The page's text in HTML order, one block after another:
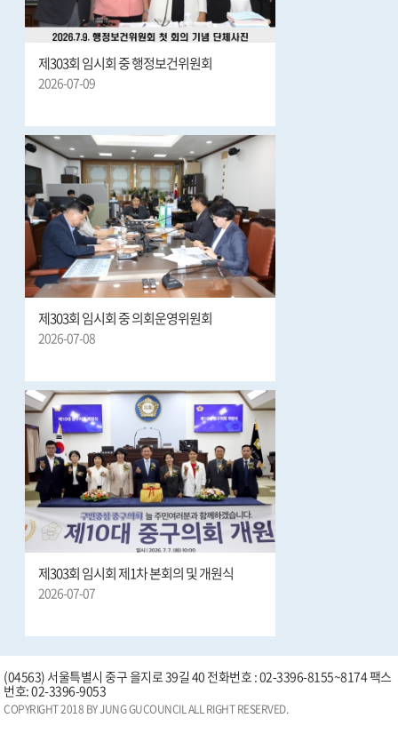
제303회 임시회 중 행정보건위원회
2026-07-09
제303회 임시회 중 의회운영위원회
2026-07-08
제303회 임시회 제1차 본회의 및 개원식
2026-07-07
(04563) 서울특별시 중구 을지로 39길 40 전화번호 : 02-3396-8155~8174 팩스
번호: 02-3396-9053
COPYRIGHT 2018 BY JUNG GUCOUNCIL ALL RIGHT RESERVED.